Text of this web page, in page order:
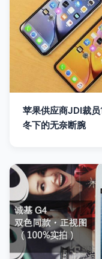
苹果供应商JDI裁
冬下的无奈断腕